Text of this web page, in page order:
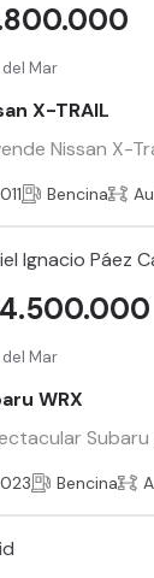
Mar
X-TRAIL
Nissan X-
Bencina
Ignacio Páez
Mar
WRX
Subaru
Bencina